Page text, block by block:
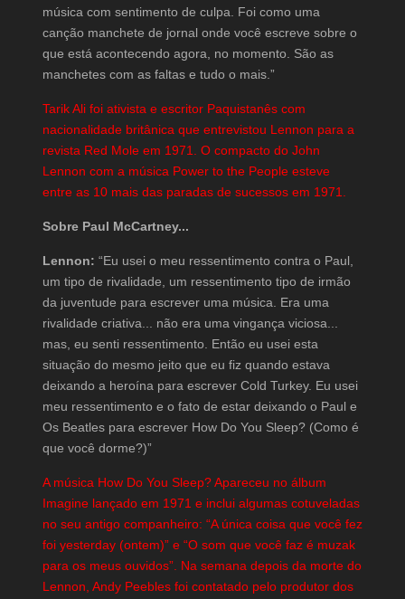
música com sentimento de culpa. Foi como uma
canção manchete de jornal onde você escreve sobre o
que está acontecendo agora, no momento. São as
manchetes com as faltas e tudo o mais.”
Tarik Ali foi ativista e escritor Paquistanês com
nacionalidade britânica que entrevistou Lennon para a
revista Red Mole em 1971. O compacto do John
Lennon com a música Power to the People esteve
entre as 10 mais das paradas de sucessos em 1971.
Sobre Paul McCartney...
Lennon: “Eu usei o meu ressentimento contra o Paul,
um tipo de rivalidade, um ressentimento tipo de irmão
da juventude para escrever uma música. Era uma
rivalidade criativa... não era uma vingança viciosa...
mas, eu senti ressentimento. Então eu usei esta
situação do mesmo jeito que eu fiz quando estava
deixando a heroína para escrever Cold Turkey. Eu usei
meu ressentimento e o fato de estar deixando o Paul e
Os Beatles para escrever How Do You Sleep? (Como é
que você dorme?)”
A música How Do You Sleep? Apareceu no álbum
Imagine lançado em 1971 e inclui algumas cotuveladas
no seu antigo companheiro: “A única coisa que você fez
foi yesterday (ontem)” e “O som que você faz é muzak
para os meus ouvidos”. Na semana depois da morte do
Lennon, Andy Peebles foi contatado pelo produtor dos